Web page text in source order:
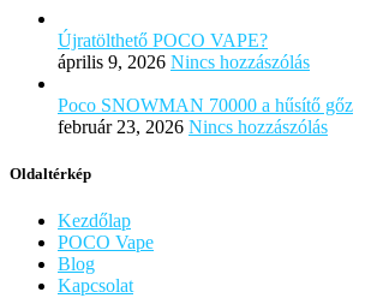
Újratölthető POCO VAPE?
április 9, 2026 Nincs hozzászólás
Poco SNOWMAN 70000 a hűsítő gőz
február 23, 2026 Nincs hozzászólás
Oldaltérkép
Kezdőlap
POCO Vape
Blog
Kapcsolat